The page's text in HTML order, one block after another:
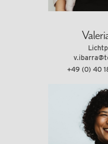
+49 (0) 40